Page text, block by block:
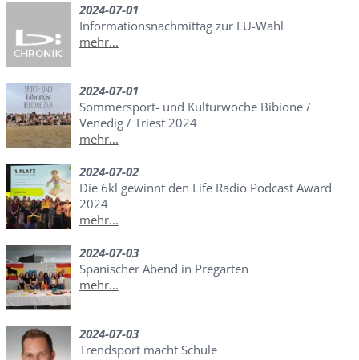
2024-07-01
Informationsnachmittag zur EU-Wahl
mehr...
2024-07-01
Sommersport- und Kulturwoche Bibione /
Venedig / Triest 2024
mehr...
2024-07-02
Die 6kl gewinnt den Life Radio Podcast Award
2024
mehr...
2024-07-03
Spanischer Abend in Pregarten
mehr...
2024-07-03
Trendsport macht Schule